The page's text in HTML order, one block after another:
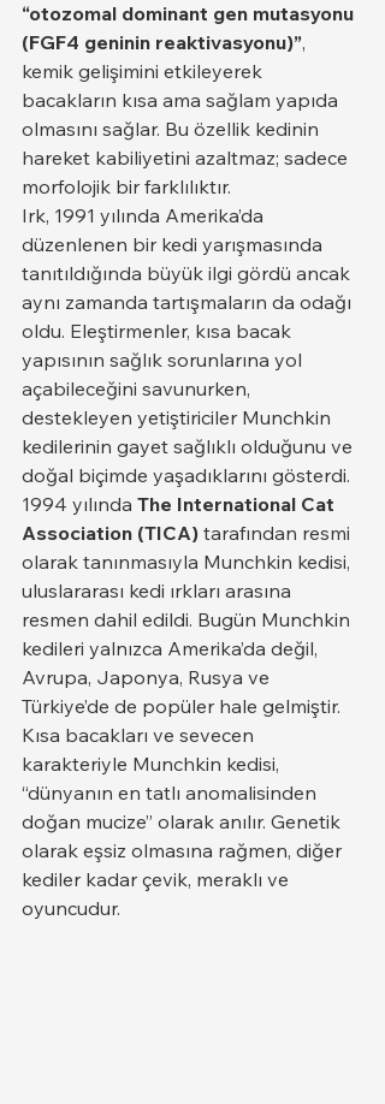
“otozomal dominant gen mutasyonu
(FGF4 geninin reaktivasyonu)”,
kemik gelişimini etkileyerek
bacakların kısa ama sağlam yapıda
olmasını sağlar. Bu özellik kedinin
hareket kabiliyetini azaltmaz; sadece
morfolojik bir farklılıktır.
Irk, 1991 yılında Amerika’da
düzenlenen bir kedi yarışmasında
tanıtıldığında büyük ilgi gördü ancak
aynı zamanda tartışmaların da odağı
oldu. Eleştirmenler, kısa bacak
yapısının sağlık sorunlarına yol
açabileceğini savunurken,
destekleyen yetiştiriciler Munchkin
kedilerinin gayet sağlıklı olduğunu ve
doğal biçimde yaşadıklarını gösterdi.
1994 yılında The International Cat
Association (TICA) tarafından resmi
olarak tanınmasıyla Munchkin kedisi,
uluslararası kedi ırkları arasına
resmen dahil edildi. Bugün Munchkin
kedileri yalnızca Amerika’da değil,
Avrupa, Japonya, Rusya ve
Türkiye’de de popüler hale gelmiştir.
Kısa bacakları ve sevecen
karakteriyle Munchkin kedisi,
“dünyanın en tatlı anomalisinden
doğan mucize” olarak anılır. Genetik
olarak eşsiz olmasına rağmen, diğer
kediler kadar çevik, meraklı ve
oyuncudur.